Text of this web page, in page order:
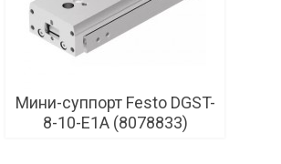
Мини-суппорт Festo DGST-
8-10-E1A (8078833)